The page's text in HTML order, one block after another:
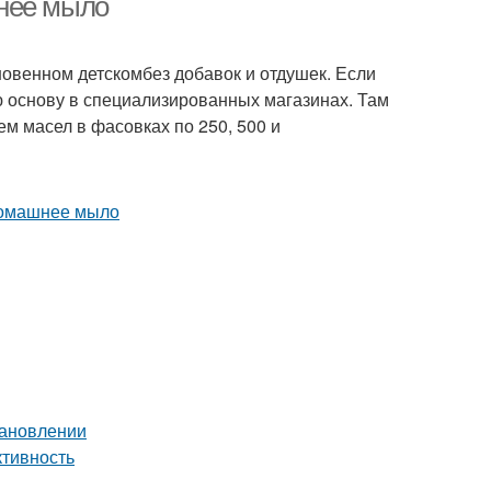
мыло
детскомбез добавок и отдушек. Если
в специализированных магазинах. Там
масел в фасовках по 250, 500 и